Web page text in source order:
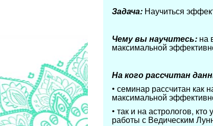
Задача: Научиться
Чему вы научитесь: на
максимальной
На кого рассчитан
• семинар рассчитан как
максимальной
• так и на астрологов,
работы с Ведическим